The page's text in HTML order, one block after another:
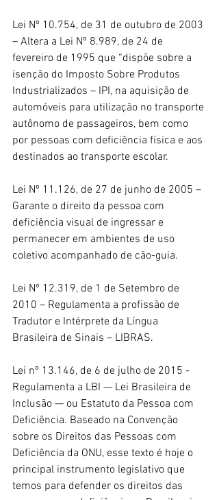
Lei Nº 10.754, de 31 de outubro de 2003
– Altera a Lei Nº 8.989, de 24 de
fevereiro de 1995 que “dispõe sobre a
isenção do Imposto Sobre Produtos
Industrializados – IPI, na aquisição de
automóveis para utilização no transporte
autônomo de passageiros, bem como
por pessoas com deficiência física e aos
destinados ao transporte escolar.
Lei Nº 11.126, de 27 de junho de 2005 –
Garante o direito da pessoa com
deficiência visual de ingressar e
permanecer em ambientes de uso
coletivo acompanhado de cão-guia.
Lei Nº 12.319, de 1 de Setembro de
2010 – Regulamenta a profissão de
Tradutor e Intérprete da Língua
Brasileira de Sinais – LIBRAS.
Lei nº 13.146, de 6 de julho de 2015 -
Regulamenta a LBI — Lei Brasileira de
Inclusão — ou Estatuto da Pessoa com
Deficiência. Baseado na Convenção
sobre os Direitos das Pessoas com
Deficiência da ONU, esse texto é hoje o
principal instrumento legislativo que
temos para defender os direitos das